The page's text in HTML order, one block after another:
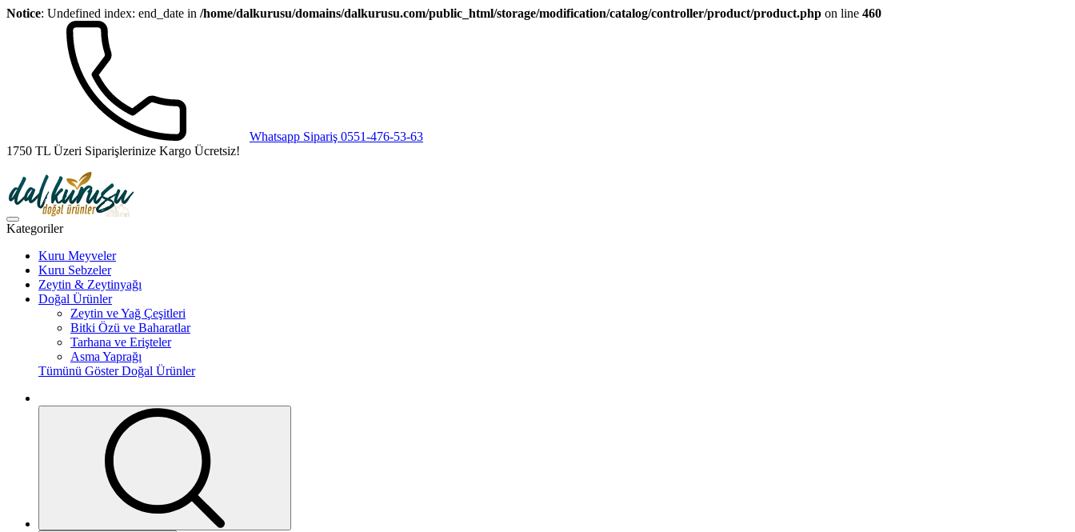
Notice: Undefined index: end_date in /home/dalkurusu/domains/dalkurusu.com/public_html/storage/modification/catalog/controller/product/product.php on line 460
Whatsapp Sipariş 0551-476-53-63
1750 TL Üzeri Siparişlerinize Kargo Ücretsiz!
Kategoriler
Kuru Meyveler
Kuru Sebzeler
Zeytin & Zeytinyağı
Doğal Ürünler
Zeytin ve Yağ Çeşitleri
Bitki Özü ve Baharatlar
Tarhana ve Erişteler
Asma Yaprağı
Tümünü Göster Doğal Ürünler